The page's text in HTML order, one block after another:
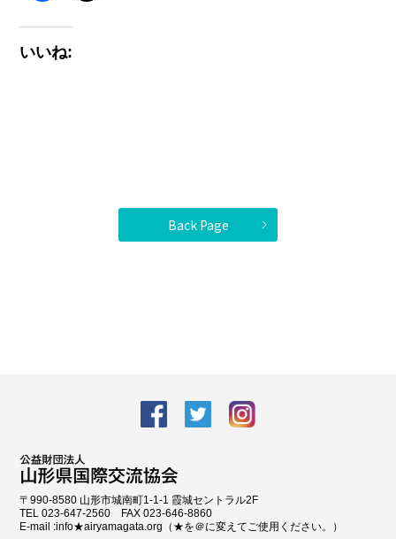
いいね:
Back Page
facebook Twitter
〒990-8580 山形市城南町1-1-1 霞城セントラル2F
TEL 023-647-2560 FAX 023-646-8860
E-mail :info★airyamagata.org（★を＠に変えてご使用ください。）